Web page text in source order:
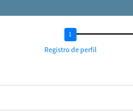
Registro de perfil